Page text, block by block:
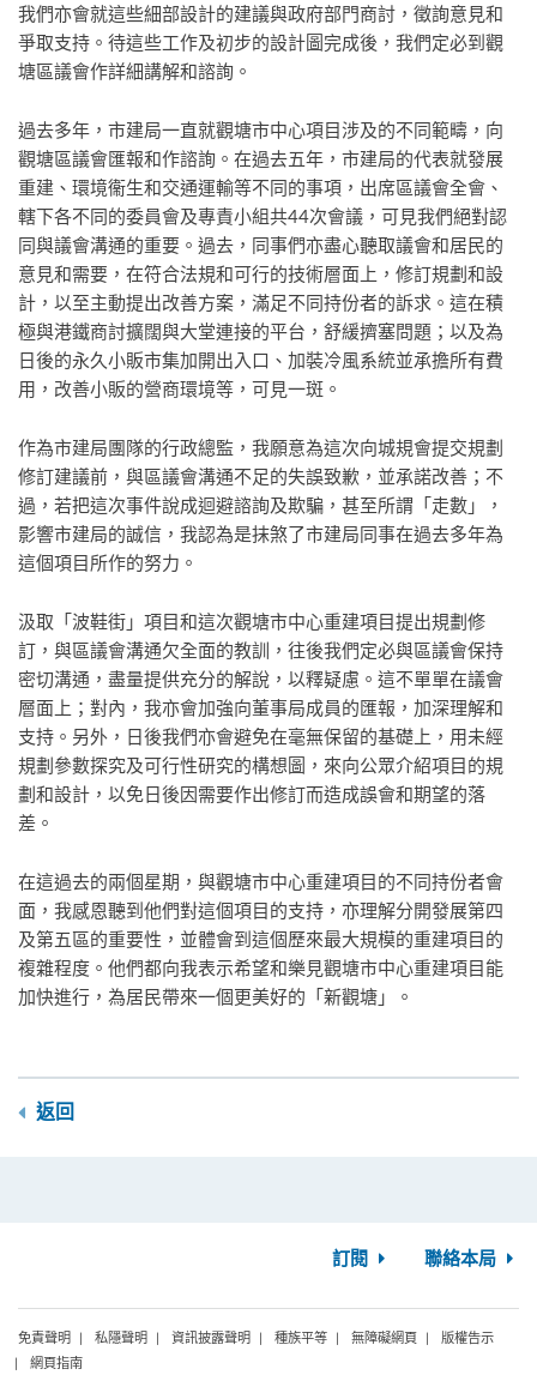
我們亦會就這些細部設計的建議與政府部門商討，徵詢意見和
爭取支持。待這些工作及初步的設計圖完成後，我們定必到觀
塘區議會作詳細講解和諮詢。
過去多年，市建局一直就觀塘市中心項目涉及的不同範疇，向
觀塘區議會匯報和作諮詢。在過去五年，市建局的代表就發展
重建、環境衞生和交通運輸等不同的事項，出席區議會全會、
轄下各不同的委員會及專責小組共44次會議，可見我們絕對認
同與議會溝通的重要。過去，同事們亦盡心聽取議會和居民的
意見和需要，在符合法規和可行的技術層面上，修訂規劃和設
計，以至主動提出改善方案，滿足不同持份者的訴求。這在積
極與港鐵商討擴闊與大堂連接的平台，舒緩擠塞問題；以及為
日後的永久小販市集加開出入口、加裝冷風系統並承擔所有費
用，改善小販的營商環境等，可見一斑。
作為市建局團隊的行政總監，我願意為這次向城規會提交規劃
修訂建議前，與區議會溝通不足的失誤致歉，並承諾改善；不
過，若把這次事件說成迴避諮詢及欺騙，甚至所謂「走數」，
影響市建局的誠信，我認為是抹煞了市建局同事在過去多年為
這個項目所作的努力。
汲取「波鞋街」項目和這次觀塘市中心重建項目提出規劃修
訂，與區議會溝通欠全面的教訓，往後我們定必與區議會保持
密切溝通，盡量提供充分的解說，以釋疑慮。這不單單在議會
層面上；對內，我亦會加強向董事局成員的匯報，加深理解和
支持。另外，日後我們亦會避免在毫無保留的基礎上，用未經
規劃參數探究及可行性研究的構想圖，來向公眾介紹項目的規
劃和設計，以免日後因需要作出修訂而造成誤會和期望的落
差。
在這過去的兩個星期，與觀塘市中心重建項目的不同持份者會
面，我感恩聽到他們對這個項目的支持，亦理解分開發展第四
及第五區的重要性，並體會到這個歷來最大規模的重建項目的
複雜程度。他們都向我表示希望和樂見觀塘市中心重建項目能
加快進行，為居民帶來一個更美好的「新觀塘」。
返回
訂閱 聯絡本局
免責聲明 私隱聲明 資訊披露聲明 種族平等 無障礙網頁
版權告示
網頁指南